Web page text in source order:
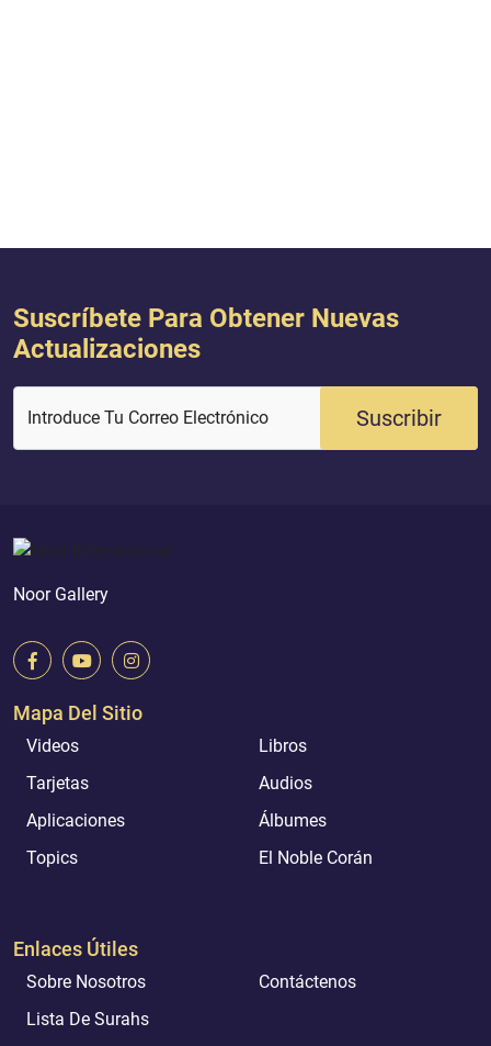
Suscríbete Para Obtener Nuevas
Actualizaciones
Introduce Tu Correo Electrónico Suscribir
Noor Gallery
Mapa Del Sitio
Videos
Libros
Tarjetas
Audios
Aplicaciones
Álbumes
Topics
El Noble Corán
Enlaces Útiles
Sobre Nosotros
Contáctenos
Lista De Surahs